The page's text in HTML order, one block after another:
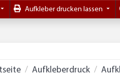
Aufkleber drucken lassen
Aufkleberdruck